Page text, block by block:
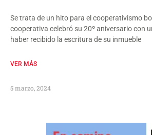
Se trata de un hito para el cooperativismo
cooperativa celebró su 20º aniversario con
haber recibido la escritura de su inmueble
VER MÁS
5 marzo, 2024